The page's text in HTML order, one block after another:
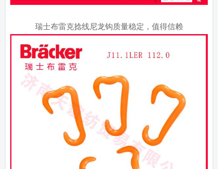
瑞士布雷克捻线尼龙钩质量稳定，值得信赖